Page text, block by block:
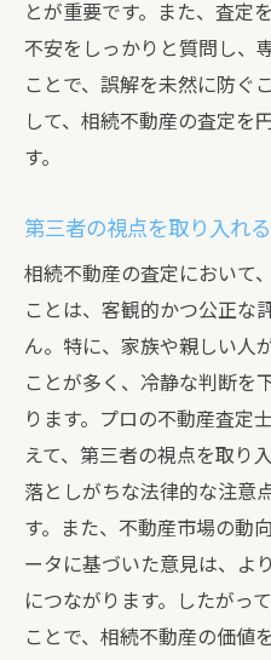
とが重要です。また、査定
不安をしっかりと質問し、
ことで、誤解を未然に防ぐ
して、相続不動産の査定を
す。
第三者の視点を取り入れ
相続不動産の査定において
ことは、客観的かつ公正な
ん。特に、家族や親しい人
ことが多く、冷静な判断を
ります。プロの不動産査定
えて、第三者の視点を取り
落としがちな法律的な注意
す。また、不動産市場の動
ータに基づいた意見は、よ
につながります。したがっ
ことで、相続不動産の価値